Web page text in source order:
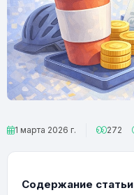
1 марта 2026 г. 272
Содержание статьи